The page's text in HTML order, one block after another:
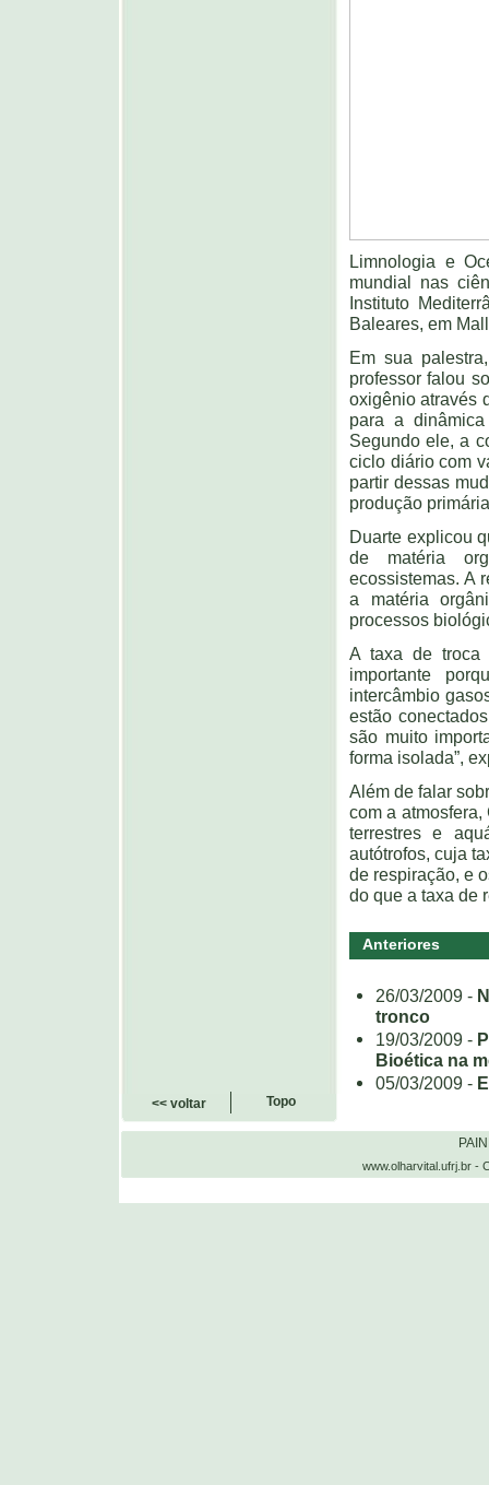
Limnologia e
mundial nas
Instituto
Baleares, em
Em sua
professor falou
oxigênio através
para a
Segundo ele, a
ciclo diário com
partir dessas
produção
Duarte explicou
de matéria
ecossistemas. A
a matéria
processos
A taxa de troca
importante
intercâmbio
estão
são muito
forma isolada”,
Além de falar
com a
terrestres e
autótrofos, cuja
de respiração, e
do que a taxa de
Anteriores
26/03/2009 -
tronco
19/03/2009 -
Bioética na
05/03/2009 -
<< voltar Topo
www.olharvital.ufrj.br -